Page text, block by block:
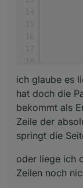
ich glaube es
hat doch die
bekommt als
Zeile der
springt die
oder liege ich
Zeilen noch